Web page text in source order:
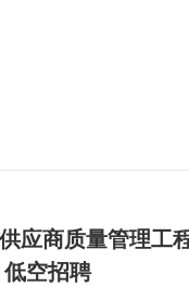
应商质量管理工
空招聘